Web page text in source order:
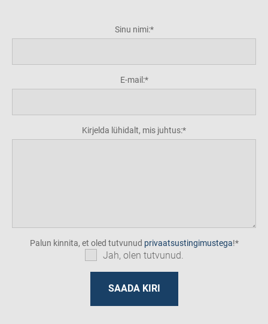
Sinu nimi:
E-mail:
Kirjelda lühidalt, mis juhtus:
Palun kinnita, et oled tutvunud privaatsustingimustega!
Jah, olen tutvunud.